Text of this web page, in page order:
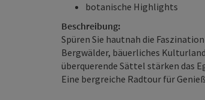
botanische Highlights
Beschreibung:
Spüren Sie hautnah die
Bergwälder, bäuerliches
überquerende Sättel stärken das
Eine bergreiche Radtour für